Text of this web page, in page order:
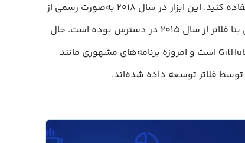
برای ساخت برنامه‌های اندروید و iOS استفاده کنید. این ابزار در سال ۲۰۱۸ به‌صورت رسمی از
طرف شرکت گوگل معرفی شد اما نسخه‌ی بتا فلاتر از سال ۲۰۱۵ در دسترس بوده است. حال
فلاتر جزو ۱۱ ریپازیتوری برتر نرم‌افزاری در GitHub است و امروزه برنامه‌های مشهوری مانند